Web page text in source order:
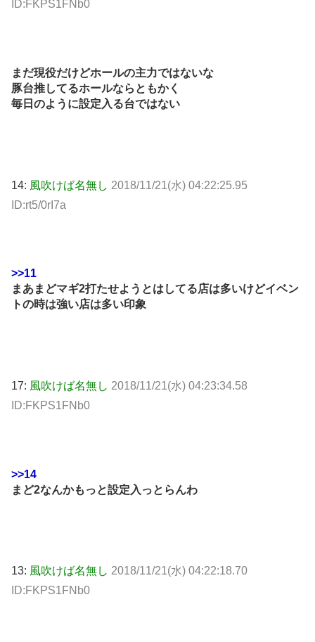
ID:FKPS1FNb0
まだ現役だけどホールの主力ではないな
豚台推してるホールならともかく
毎日のように設定入る台ではない
14: 風吹けば名無し 2018/11/21(水) 04:22:25.95
ID:rt5/0rI7a
>>11
まあまどマギ2打たせようとはしてる店は多いけどイベン
トの時は強い店は多い印象
17: 風吹けば名無し 2018/11/21(水) 04:23:34.58
ID:FKPS1FNb0
>>14
まど2なんかもっと設定入っとらんわ
13: 風吹けば名無し 2018/11/21(水) 04:22:18.70
ID:FKPS1FNb0